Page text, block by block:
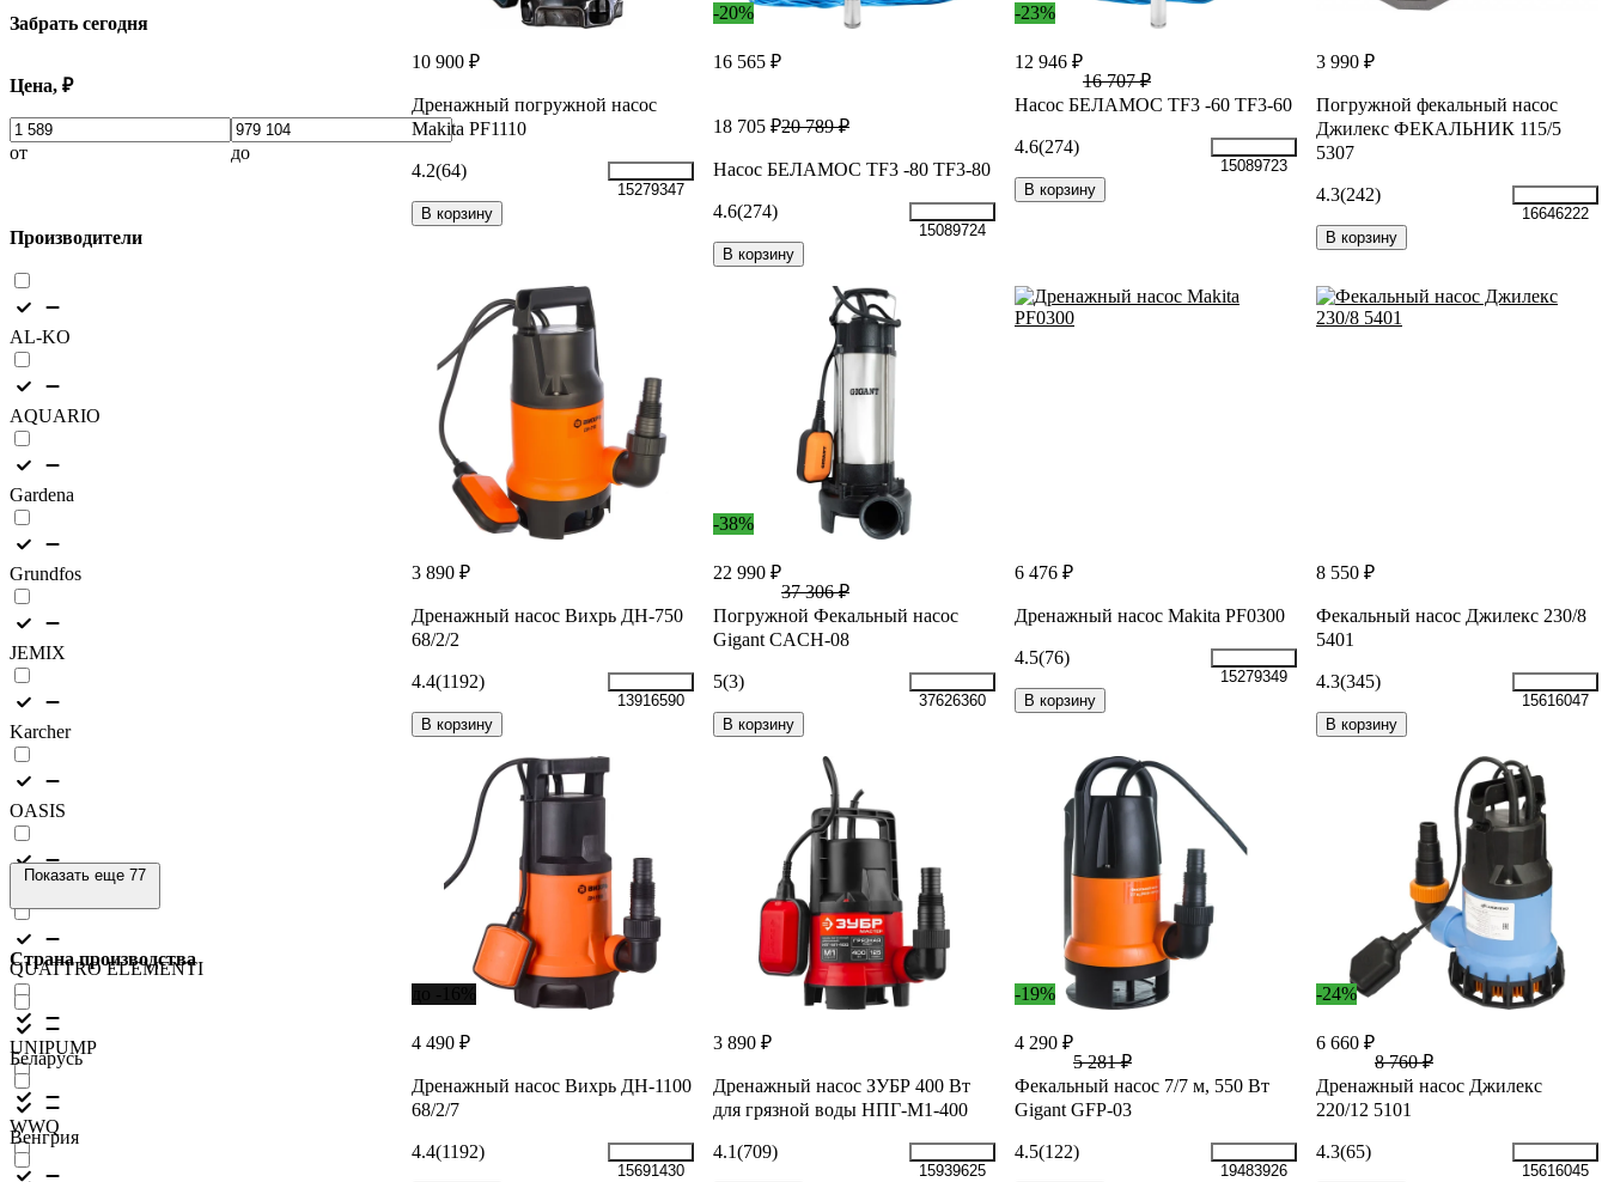
Забрать сегодня
Цена, ₽
от до
Производители
AL-KO
AQUARIO
Gardena
Grundfos
JEMIX
Karcher
OASIS
QUATTRO ELEMENTI
UNIPUMP
WWQ
Показать еще 77
Страна производства
Беларусь
Венгрия
10 900 ₽
Дренажный погружной насос
Makita PF1110
4.2(64)
15279347
В корзину
-20%
16 565 ₽
18 705 ₽20 789 ₽
Насос БЕЛАМОС TF3 -80 TF3-80
4.6(274)
15089724
В корзину
-23%
12 946 ₽
16 707 ₽
Насос БЕЛАМОС TF3 -60 TF3-60
4.6(274)
15089723
В корзину
3 990 ₽
Погружной фекальный насос
Джилекс ФЕКАЛЬНИК 115/5
5307
4.3(242)
16646222
В корзину
3 890 ₽
Дренажный насос Вихрь ДН-750
68/2/2
4.4(1192)
13916590
В корзину
-38%
22 990 ₽
37 306 ₽
Погружной Фекальный насос
Gigant CACH-08
5(3)
37626360
В корзину
6 476 ₽
Дренажный насос Makita PF0300
4.5(76)
15279349
В корзину
8 550 ₽
Фекальный насос Джилекс 230/8
5401
4.3(345)
15616047
В корзину
4 490 ₽
Дренажный насос Вихрь ДН-1100
68/2/7
4.4(1192)
15691430
3 890 ₽
Дренажный насос ЗУБР 400 Вт
для грязной воды НПГ-М1-400
4.1(709)
15939625
-19%
4 290 ₽
5 281 ₽
Фекальный насос 7/7 м, 550 Вт
Gigant GFP-03
4.5(122)
19483926
-24%
6 660 ₽
8 760 ₽
Дренажный насос Джилекс
220/12 5101
4.3(65)
15616045